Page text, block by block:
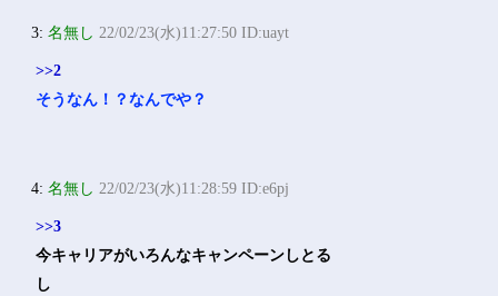
3:名無し 22/02/23(水)11:27:50 ID:uayt
>>2
そうなん！？なんでや？
4:名無し 22/02/23(水)11:28:59 ID:e6pj
>>3
今キャリアがいろんなキャンペーンしとる
し